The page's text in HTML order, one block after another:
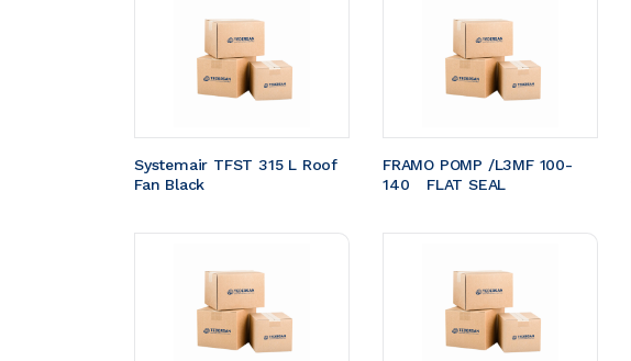
Systemair TFST 315 L Roof
Fan Black
FRAMO POMP /L3MF 100-
140	FLAT SEAL